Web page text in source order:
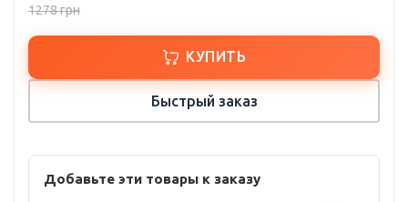
1278грн
КУПИТЬ
Быстрый заказ
Добавьте эти товары к заказу